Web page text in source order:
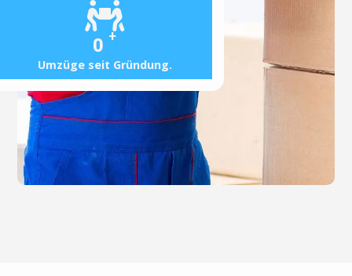
0 +
Umzüge seit Gründung.